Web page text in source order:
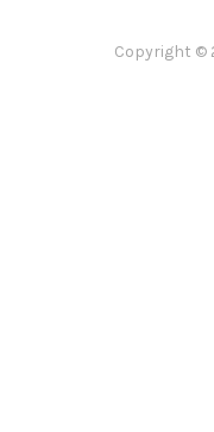
Copyright ©